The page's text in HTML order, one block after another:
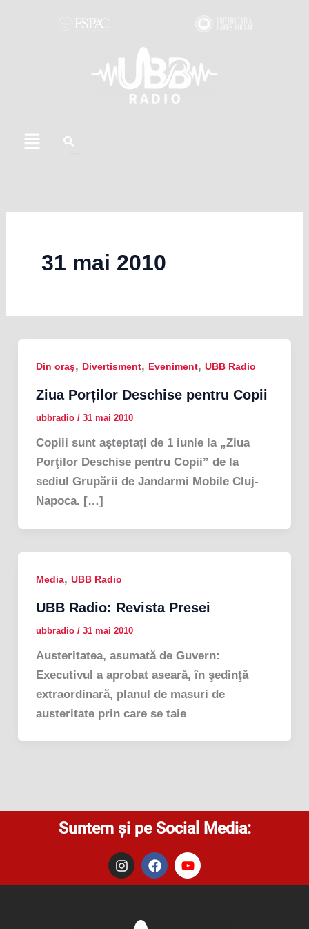
Menu
31 mai 2010
Din oraş, Divertisment, Eveniment, UBB Radio
Ziua Porților Deschise pentru Copii
ubbradio / 31 mai 2010
Copiii sunt așteptați de 1 iunie la „Ziua
Porţilor Deschise pentru Copii” de la
sediul Grupării de Jandarmi Mobile Cluj-
Napoca. […]
Media, UBB Radio
UBB Radio: Revista Presei
ubbradio / 31 mai 2010
Austeritatea, asumată de Guvern:
Executivul a aprobat aseară, în şedinţă
extraordinară, planul de masuri de
austeritate prin care se taie
Suntem și pe Social Media:
I
n
s
F
a
c
Y
o
u